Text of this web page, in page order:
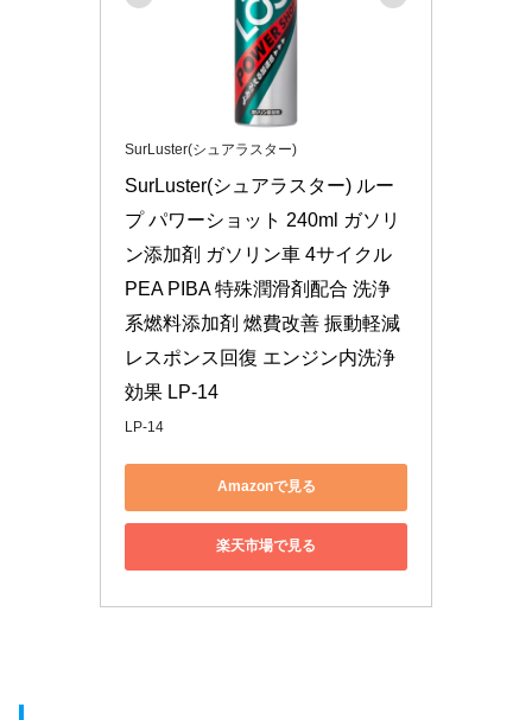
SurLuster(シュアラスター)
SurLuster(シュアラスター) ルー
プ パワーショット 240ml ガソリ
ン添加剤 ガソリン車 4サイクル
PEA PIBA 特殊潤滑剤配合 洗浄
系燃料添加剤 燃費改善 振動軽減
レスポンス回復 エンジン内洗浄
効果 LP-14
LP-14
Amazonで見る
楽天市場で見る